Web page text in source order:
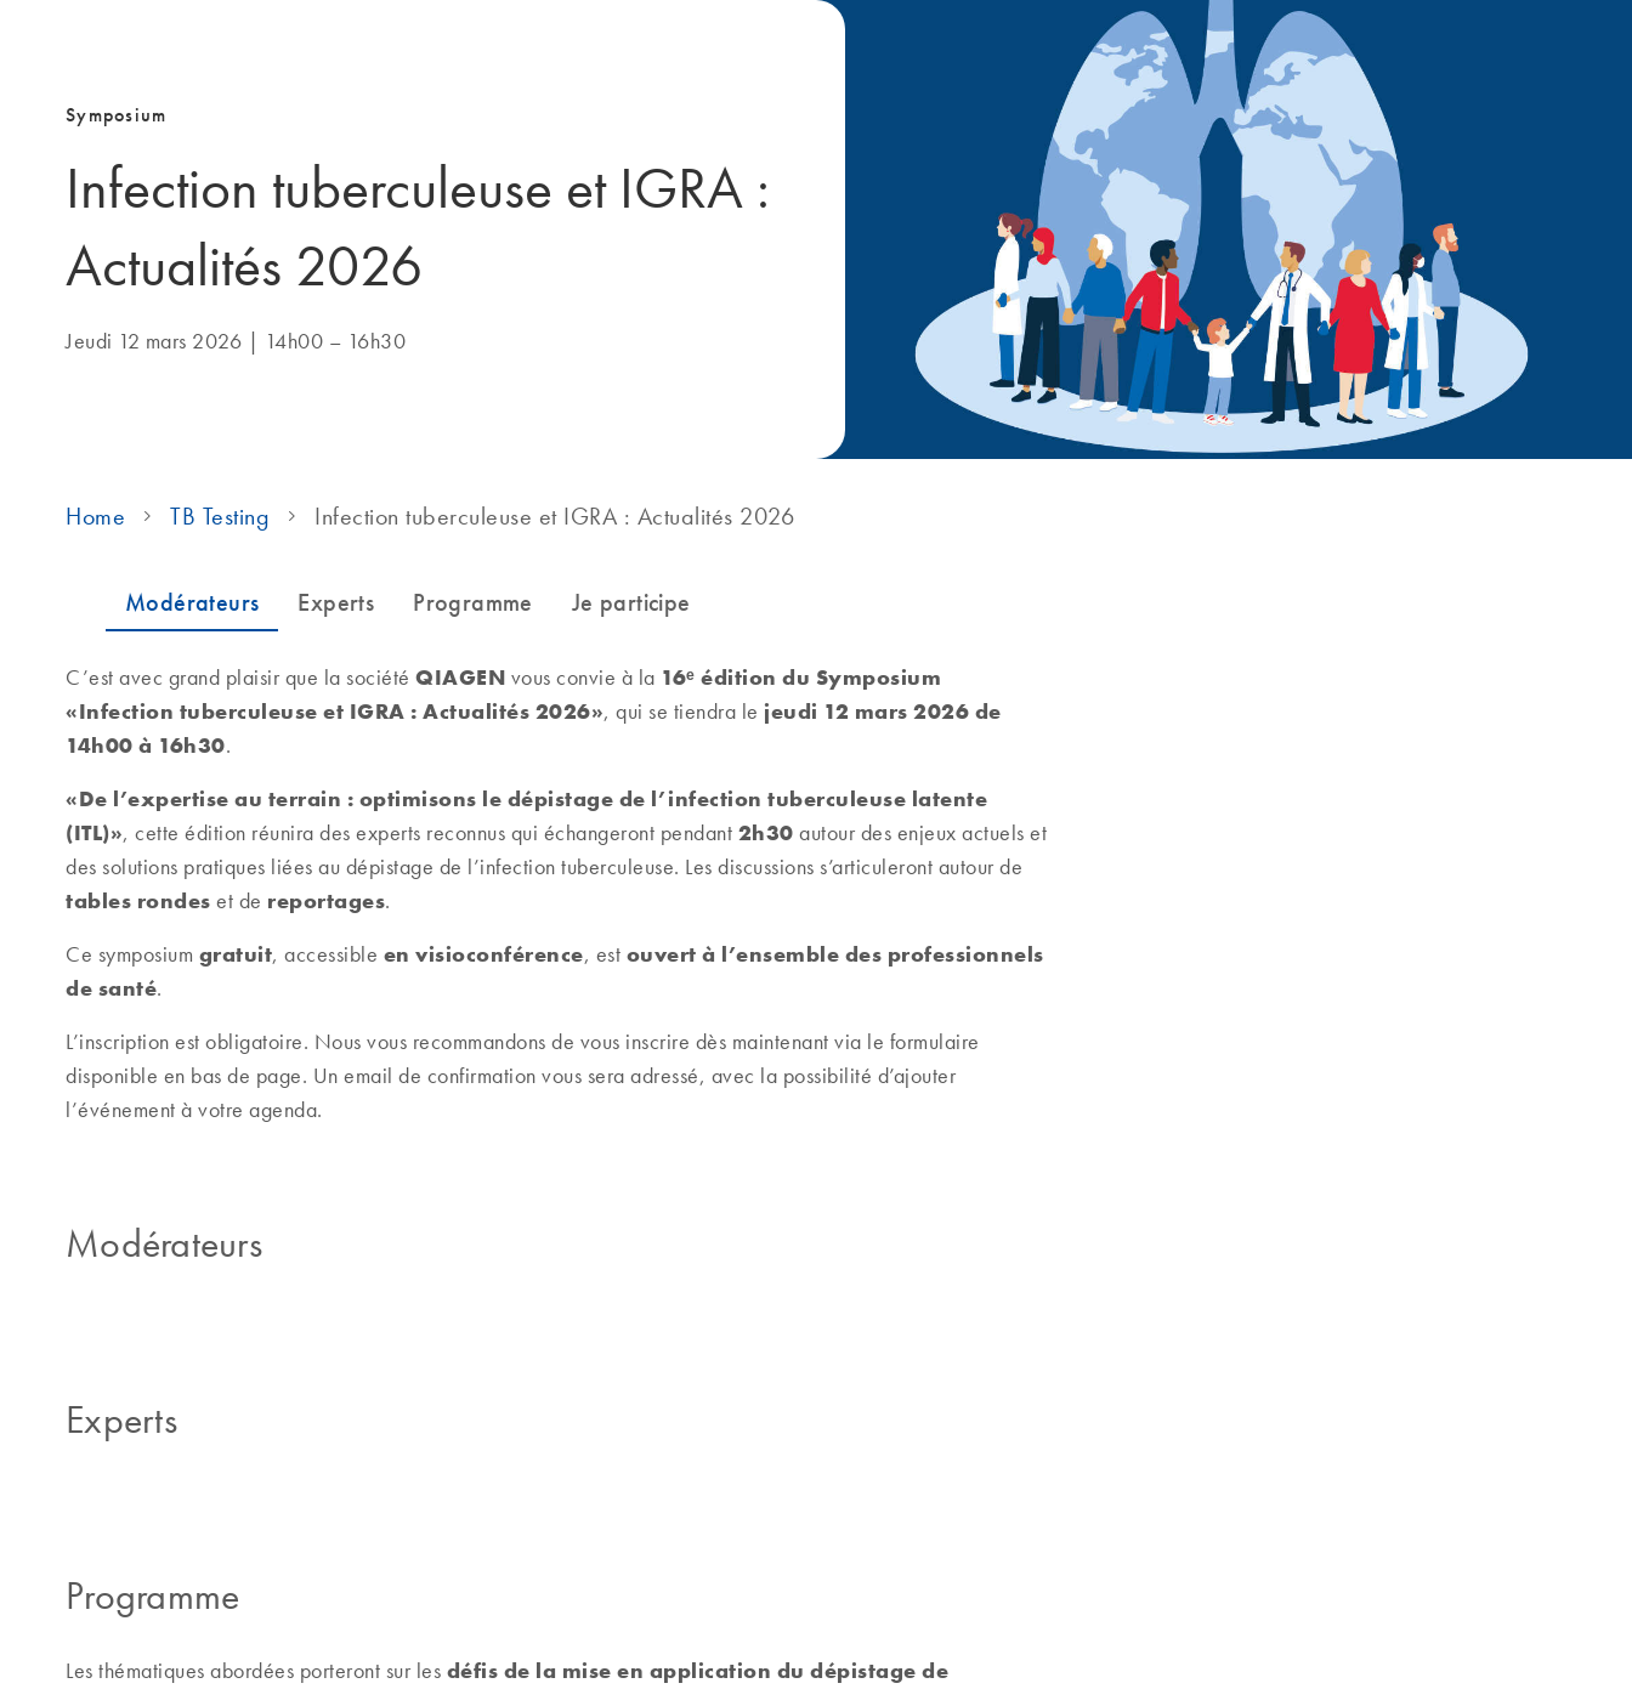
Symposium
Infection tuberculeuse et IGRA :
Actualités 2026
Jeudi 12 mars 2026 | 14h00 – 16h30
Home TB Testing Infection tuberculeuse et IGRA : Actualités 2026
C’est avec grand plaisir que la société QIAGEN vous convie à la 16ᵉ édition du Symposium
«Infection tuberculeuse et IGRA : Actualités 2026», qui se tiendra le jeudi 12 mars 2026 de
14h00 à 16h30.
«De l’expertise au terrain : optimisons le dépistage de l’infection tuberculeuse latente
(ITL)», cette édition réunira des experts reconnus qui échangeront pendant 2h30 autour des enjeux actuels et
des solutions pratiques liées au dépistage de l’infection tuberculeuse. Les discussions s’articuleront autour de
tables rondes et de reportages.
Ce symposium gratuit, accessible en visioconférence, est ouvert à l’ensemble des professionnels
de santé.
L’inscription est obligatoire. Nous vous recommandons de vous inscrire dès maintenant via le formulaire
disponible en bas de page. Un email de confirmation vous sera adressé, avec la possibilité d’ajouter
l’événement à votre agenda.
Modérateurs
Experts
Programme
Les thématiques abordées porteront sur les défis de la mise en application du dépistage de